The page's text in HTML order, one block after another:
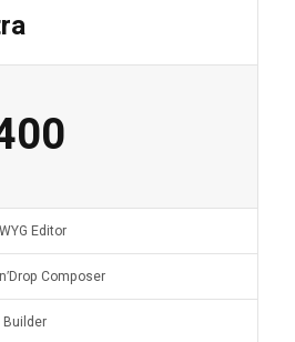
Editor
Composer
Builder